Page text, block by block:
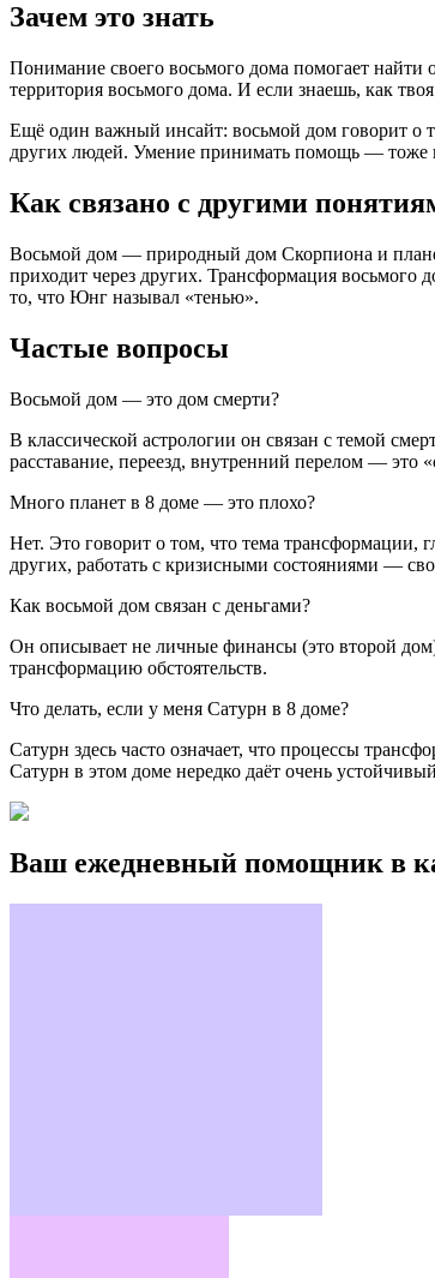
Зачем это знать
Понимание своего восьмого дома помогает найти
территория восьмого дома. И если знаешь, как
Ещё один важный инсайт: восьмой дом говорит о
других людей. Умение принимать помощь — тоже
Как связано с другими
Восьмой дом — природный дом Скорпиона и
приходит через других. Трансформация восьмого
то, что Юнг называл «тенью».
Частые вопросы
Восьмой дом — это дом смерти?
В классической астрологии он связан с темой
расставание, переезд, внутренний перелом — это
Много планет в 8 доме — это плохо?
Нет. Это говорит о том, что тема трансформации,
других, работать с кризисными состояниями —
Как восьмой дом связан с деньгами?
Он описывает не личные финансы (это второй
трансформацию обстоятельств.
Что делать, если у меня Сатурн в 8 доме?
Сатурн здесь часто означает, что процессы
Сатурн в этом доме нередко даёт очень
Ваш ежедневный помощник в